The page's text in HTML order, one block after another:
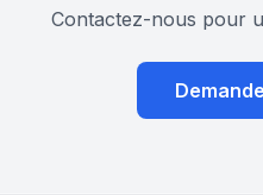
Contactez-nous pour